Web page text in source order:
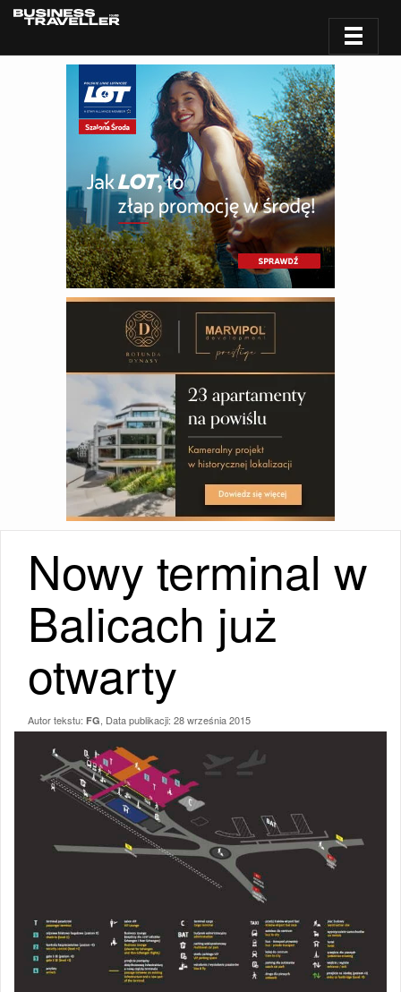
Nowy terminal w
Balicach już
otwarty
Autor tekstu: FG , Data publikacji: 28 września 2015